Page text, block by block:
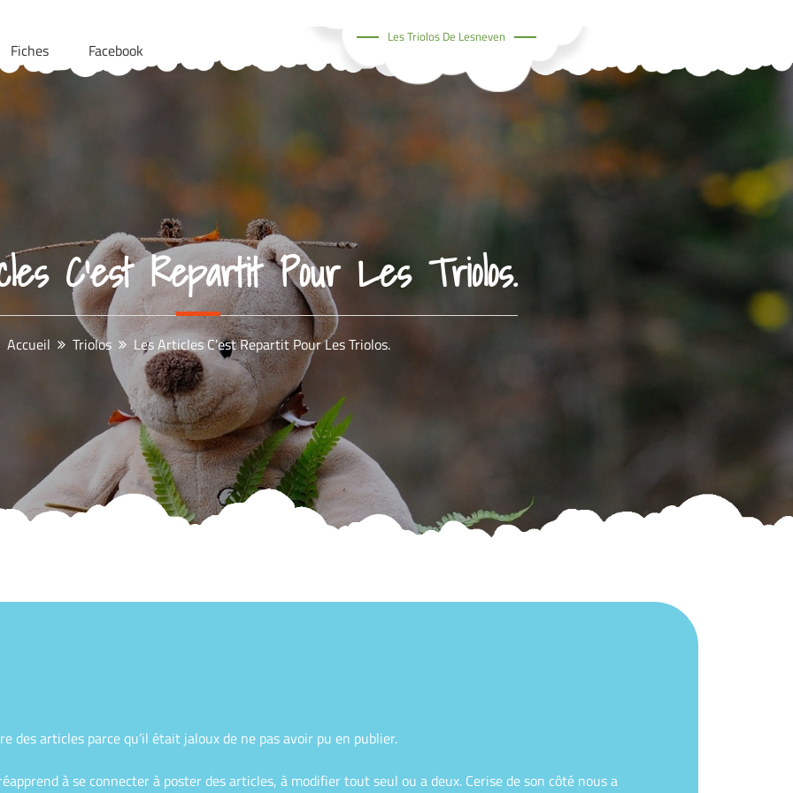
Fiches Facebook
Les Triolos De Lesneven
C’est Repartit Pour Les Triolos.
Accueil Triolos Les Articles C’est Repartit Pour Les Triolos.
des articles parce qu’il était jaloux de ne pas avoir pu en publier.
à se connecter à poster des articles, à modifier tout seul ou a deux. Cerise de son côté nous a